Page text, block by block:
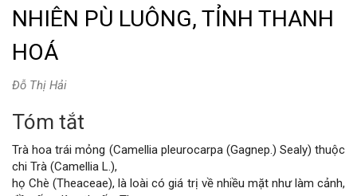
NHIÊN PÙ LUÔNG, TỈNH THANH
HOÁ
Đỗ Thị Hải
Nội
dung
Tóm tắt
Trà hoa trái mỏng (Camellia pleurocarpa (Gagnep.) Sealy) thuộc
chi Trà (Camellia L.),
họ Chè (Theaceae), là loài có giá trị về nhiều mặt như làm cảnh,